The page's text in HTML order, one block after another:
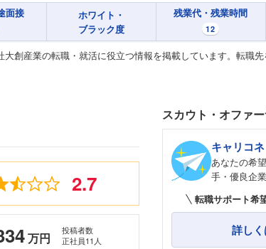
面接
ホワイト・
ブラック度
残業代・残業時間
12
創産業の転職・就活に役立つ情報を掲載しています。転職
2.7
万円
投稿者数
正社員11人
スカウト・オファ
キャリコ
あなたの希
手・優良企
転職サポート希
詳し